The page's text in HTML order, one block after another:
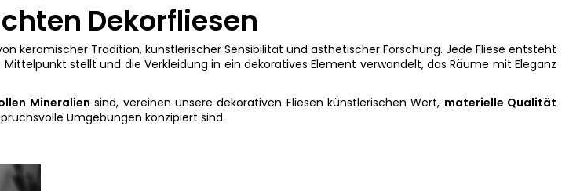
Dekorfliesen
keramischer Tradition, künstlerischer Sensibilität und ästhetischer Forschung. Jede Fliese entsteht
stellt und die Verkleidung in ein dekoratives Element verwandelt, das Räume mit Eleganz
Mineralien sind, vereinen unsere dekorativen Fliesen künstlerischen Wert, materielle Qualität
Umgebungen konzipiert sind.